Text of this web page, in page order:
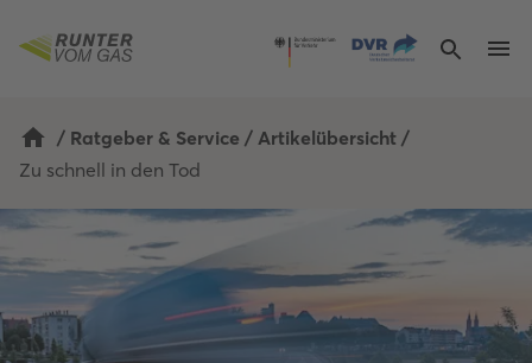
/ Ratgeber & Service / Artikelübersicht /
Zu schnell in den Tod